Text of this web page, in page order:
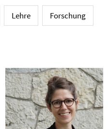
Lehre Forschung